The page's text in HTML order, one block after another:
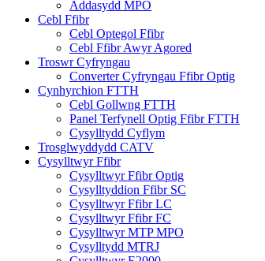
Addasydd MPO
Cebl Ffibr
Cebl Optegol Ffibr
Cebl Ffibr Awyr Agored
Troswr Cyfryngau
Converter Cyfryngau Ffibr Optig
Cynhyrchion FTTH
Cebl Gollwng FTTH
Panel Terfynell Optig Ffibr FTTH
Cysylltydd Cyflym
Trosglwyddydd CATV
Cysylltwyr Ffibr
Cysylltwyr Ffibr Optig
Cysylltyddion Ffibr SC
Cysylltwyr Ffibr LC
Cysylltwyr Ffibr FC
Cysylltwyr MTP MPO
Cysylltydd MTRJ